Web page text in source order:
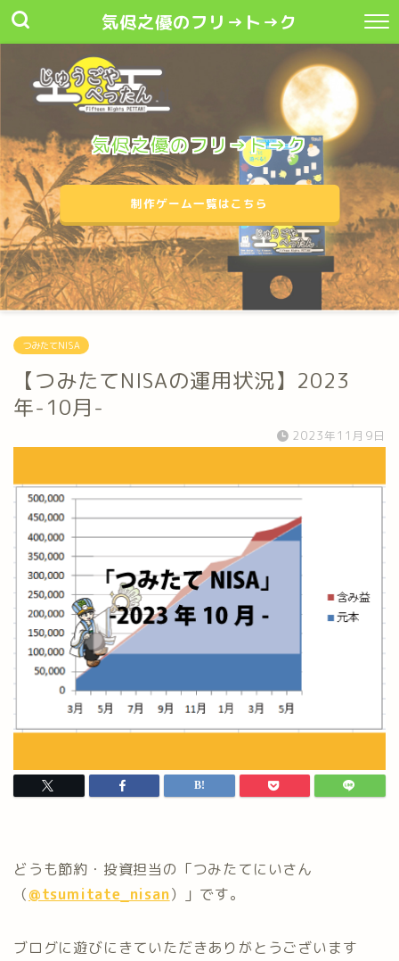
気侭之優のフリ→ト→ク
気侭之優のフリ→ト→ク
制作ゲーム一覧はこちら
つみたてNISA
【つみたてNISAの運用状況】2023
年-10月-
2023年11月9日
どうも節約・投資担当の「つみたてにいさん
（@tsumitate_nisan）」です。
ブログに遊びにきていただきありがとうございます